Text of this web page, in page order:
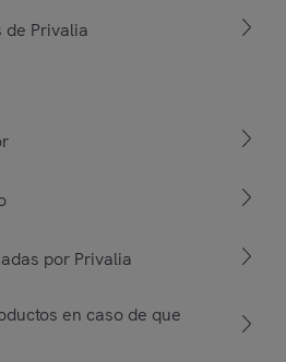
de Privalia
por Privalia
en caso de que